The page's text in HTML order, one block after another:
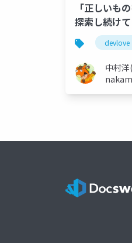
「正しいも
探索し続け
の10年devlove
中村